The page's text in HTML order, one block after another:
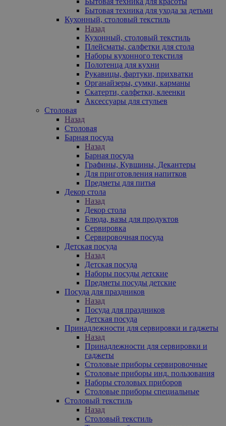
Бытовая техника для ухода за детьми
Кухонный, столовый текстиль
Назад
Кухонный, столовый текстиль
Плейсматы, салфетки для стола
Наборы кухонного текстиля
Полотенца для кухни
Рукавицы, фартуки, прихватки
Органайзеры, сумки, карманы
Скатерти, салфетки, клеенки
Аксессуары для стульев
Столовая
Назад
Столовая
Барная посуда
Назад
Барная посуда
Графины, Кувшины, Декантеры
Для приготовления напитков
Предметы для питья
Декор стола
Назад
Декор стола
Блюда, вазы для продуктов
Сервировка
Сервировочная посуда
Детская посуда
Назад
Детская посуда
Наборы посуды детские
Предметы посуды детские
Посуда для праздников
Назад
Посуда для праздников
Детская посуда
Принадлежности для сервировки и гаджеты
Назад
Принадлежности для сервировки и
гаджеты
Столовые приборы сервировочные
Столовые приборы инд. пользования
Наборы столовых приборов
Столовые приборы специальные
Столовый текстиль
Назад
Столовый текстиль